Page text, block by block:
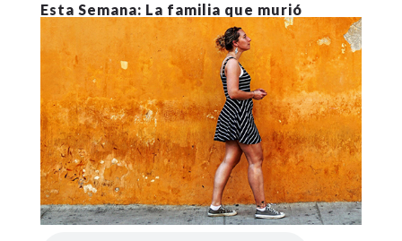
La familia que murió